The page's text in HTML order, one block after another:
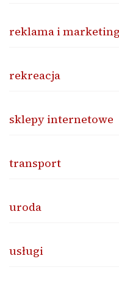
reklama i marketing
rekreacja
sklepy internetowe
transport
uroda
usługi